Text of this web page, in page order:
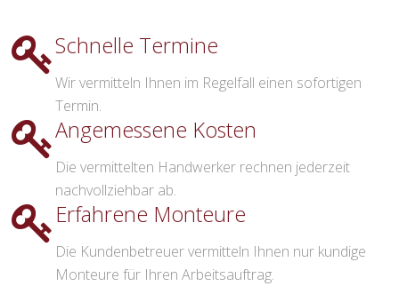
Schnelle Termine
Wir vermitteln Ihnen im Regelfall einen sofortigen
Termin.
Angemessene Kosten
Die vermittelten Handwerker rechnen jederzeit
nachvollziehbar ab.
Erfahrene Monteure
Die Kundenbetreuer vermitteln Ihnen nur kundige
Monteure für Ihren Arbeitsauftrag.